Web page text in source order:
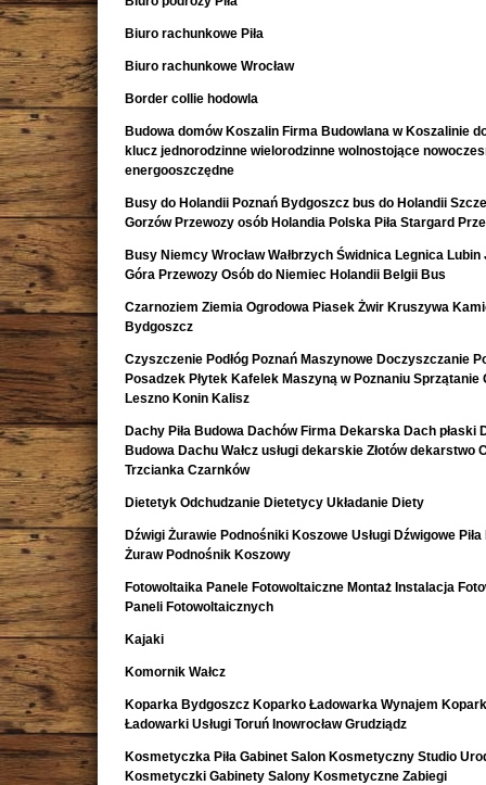
Biuro rachunkowe Piła
Biuro rachunkowe Wrocław
Border collie hodowla
Budowa domów Koszalin Firma Budowlana w Koszalinie
klucz jednorodzinne wielorodzinne wolnostojące
energooszczędne
Busy do Holandii Poznań Bydgoszcz bus do Holandii
Gorzów Przewozy osób Holandia Polska Piła Stargard
Busy Niemcy Wrocław Wałbrzych Świdnica Legnica Lubin
Góra Przewozy Osób do Niemiec Holandii Belgii Bus
Czarnoziem Ziemia Ogrodowa Piasek Żwir Kruszywa
Bydgoszcz
Czyszczenie Podłóg Poznań Maszynowe Doczyszczanie
Posadzek Płytek Kafelek Maszyną w Poznaniu Sprzątanie
Leszno Konin Kalisz
Dachy Piła Budowa Dachów Firma Dekarska Dach płaski
Budowa Dachu Wałcz usługi dekarskie Złotów dekarstwo
Trzcianka Czarnków
Dietetyk Odchudzanie Dietetycy Układanie Diety
Dźwigi Żurawie Podnośniki Koszowe Usługi Dźwigowe Piła
Żuraw Podnośnik Koszowy
Fotowoltaika Panele Fotowoltaiczne Montaż Instalacja
Paneli Fotowoltaicznych
Kajaki
Komornik Wałcz
Koparka Bydgoszcz Koparko Ładowarka Wynajem
Ładowarki Usługi Toruń Inowrocław Grudziądz
Kosmetyczka Piła Gabinet Salon Kosmetyczny Studio
Kosmetyczki Gabinety Salony Kosmetyczne Zabiegi